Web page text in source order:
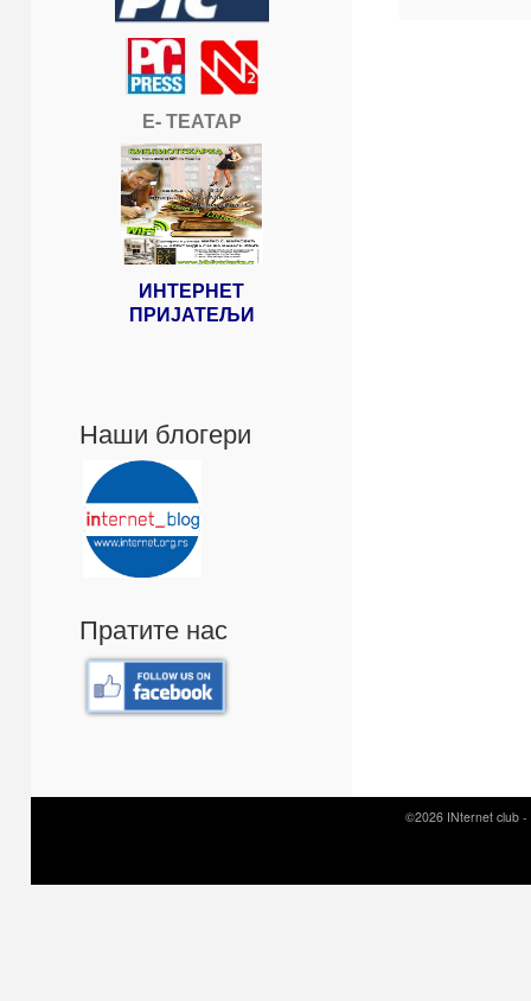
Е- ТЕАТАР
ИНТЕРНЕТ
ПРИЈАТЕЉИ
Наши блогери
Пратите нас
©2026 INternet club